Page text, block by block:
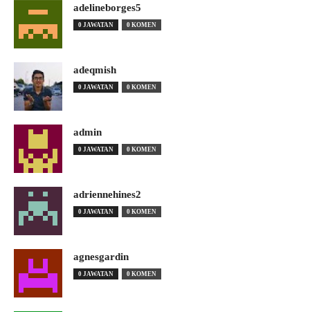
adelineborges5
0 JAWATAN 0 KOMEN
adeqmish
0 JAWATAN 0 KOMEN
admin
0 JAWATAN 0 KOMEN
adriennehines2
0 JAWATAN 0 KOMEN
agnesgardin
0 JAWATAN 0 KOMEN